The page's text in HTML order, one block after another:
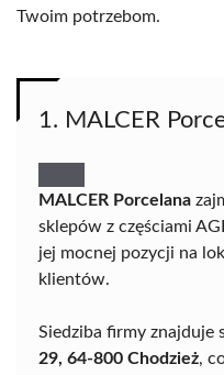
Twoim potrzebom.
1. MALCER
MALCER Porcelana
sklepów z częściami
jej mocnej pozycji na
klientów.
Siedziba firmy znajduje
29, 64-800 Chodzież,